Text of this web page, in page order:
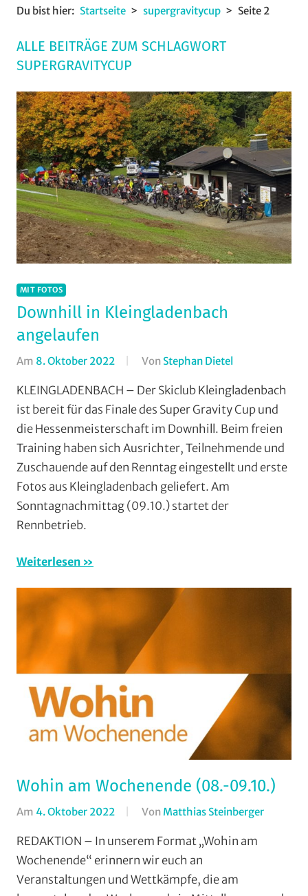
Du bist hier: Startseite supergravitycup Seite 2
ALLE BEITRÄGE ZUM SCHLAGWORT
SUPERGRAVITYCUP
MIT FOTOS
Downhill in Kleingladenbach
angelaufen
Am 8. Oktober 2022 Von Stephan Dietel
Mit
Fotos,
Mountainbike
Multimedia
Vereine
KLEINGLADENBACH – Der Skiclub Kleingladenbach
ist bereit für das Finale des Super Gravity Cup und
die Hessenmeisterschaft im Downhill. Beim freien
Training haben sich Ausrichter, Teilnehmende und
Zuschauende auf den Renntag eingestellt und erste
Fotos aus Kleingladenbach geliefert. Am
Sonntagnachmittag (09.10.) startet der
Rennbetrieb.
Weiterlesen
Wohin am Wochenende (08.-09.10.)
Am 4. Oktober 2022 Von Matthias Steinberger
REDAKTION – In unserem Format „Wohin am
Wochenende“ erinnern wir euch an
Veranstaltungen und Wettkämpfe, die am